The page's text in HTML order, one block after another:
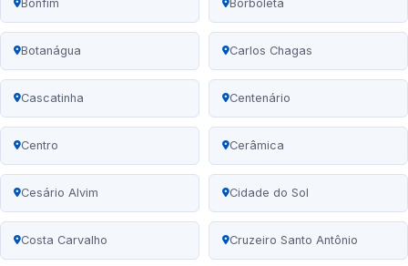
Bonfim Borboleta
Botanágua Carlos Chagas
Cascatinha Centenário
Centro Cerâmica
Cesário Alvim Cidade do Sol
Costa Carvalho Cruzeiro Santo Antônio